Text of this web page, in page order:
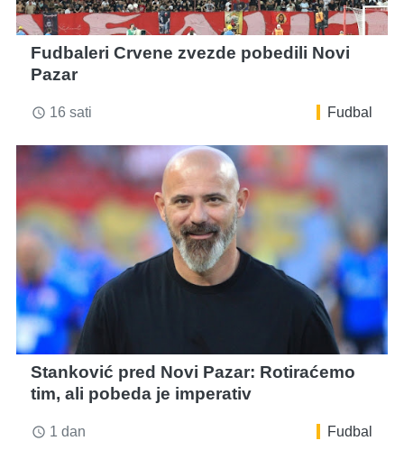
Fudbaleri Crvene zvezde pobedili Novi
Pazar
access_time 16 sati Fudbal
Stanković pred Novi Pazar: Rotiraćemo
tim, ali pobeda je imperativ
access_time 1 dan Fudbal